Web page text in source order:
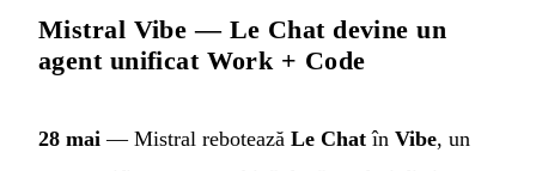
Mistral Vibe — Le Chat devine un
agent unificat Work + Code
28 mai — Mistral rebotează Le Chat în Vibe, un